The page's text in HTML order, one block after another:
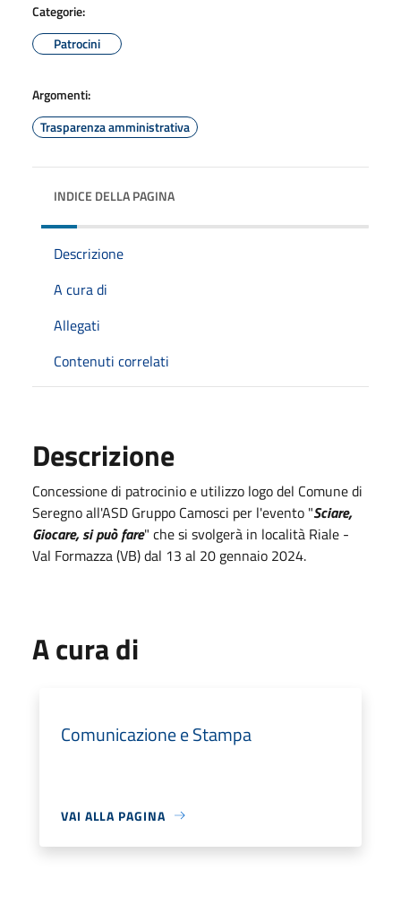
Categorie:
Patrocini
Argomenti:
Trasparenza amministrativa
INDICE DELLA PAGINA
Descrizione
A cura di
Allegati
Contenuti correlati
Descrizione
Concessione di patrocinio e utilizzo logo del Comune di
Seregno all'ASD Gruppo Camosci per l'evento "Sciare,
Giocare, si può fare" che si svolgerà in località Riale -
Val Formazza (VB) dal 13 al 20 gennaio 2024.
A cura di
Comunicazione e Stampa
VAI ALLA PAGINA